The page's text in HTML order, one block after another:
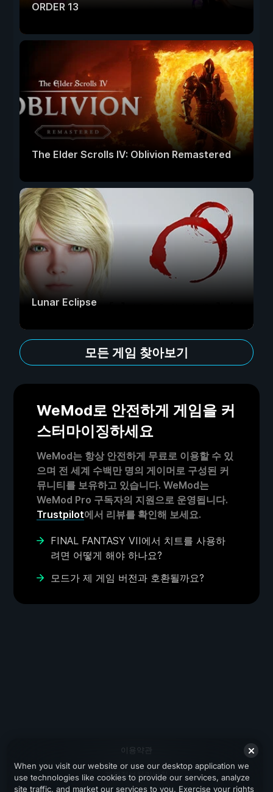
ORDER 13
The Elder Scrolls IV: Oblivion Remastered
Lunar Eclipse
모든 게임 찾아보기
WeMod로 안전하게 게임을 커
스터마이징하세요
WeMod는 항상 안전하게 무료로 이용할 수 있
으며 전 세계 수백만 명의 게이머로 구성된 커
뮤니티를 보유하고 있습니다. WeMod는
WeMod Pro 구독자의 지원으로 운영됩니다.
Trustpilot에서 리뷰를 확인해 보세요.
FINAL FANTASY VII에서 치트를 사용하
려면 어떻게 해야 하나요?
모드가 제 게임 버전과 호환될까요?
이용약관
개인정보처리방침
When you visit our website or use our desktop application we
use technologies like cookies to provide our services, analyze
site traffic, and market our services to you. Exercise your rights